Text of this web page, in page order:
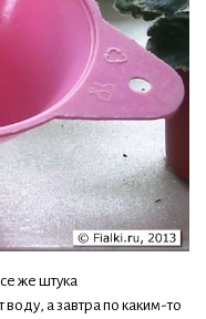
же штука
а завтра по каким-то